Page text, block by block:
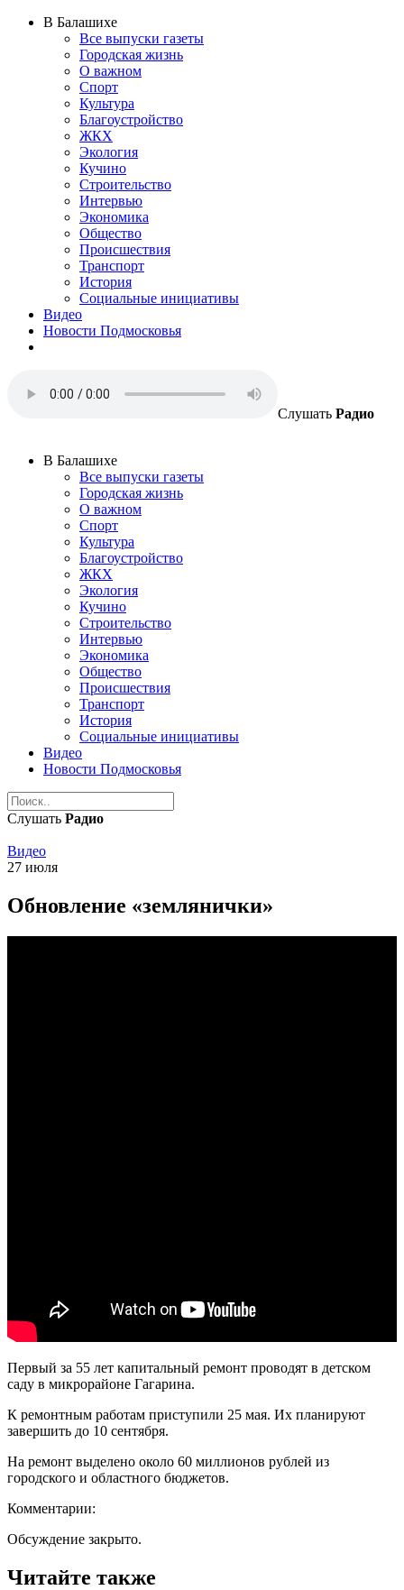
В Балашихе
Все выпуски газеты
Городская жизнь
О важном
Спорт
Культура
Благоустройство
ЖКХ
Экология
Кучино
Строительство
Интервью
Экономика
Общество
Происшествия
Транспорт
История
Социальные инициативы
Видео
Новости Подмосковья
Слушать Радио
В Балашихе
Все выпуски газеты
Городская жизнь
О важном
Спорт
Культура
Благоустройство
ЖКХ
Экология
Кучино
Строительство
Интервью
Экономика
Общество
Происшествия
Транспорт
История
Социальные инициативы
Видео
Новости Подмосковья
Слушать Радио
Видео
27 июля
Обновление «землянички»
Первый за 55 лет капитальный ремонт проводят в детском
саду в микрорайоне Гагарина.
К ремонтным работам приступили 25 мая. Их планируют
завершить до 10 сентября.
На ремонт выделено около 60 миллионов рублей из
городского и областного бюджетов.
Комментарии:
Обсуждение закрыто.
Читайте также